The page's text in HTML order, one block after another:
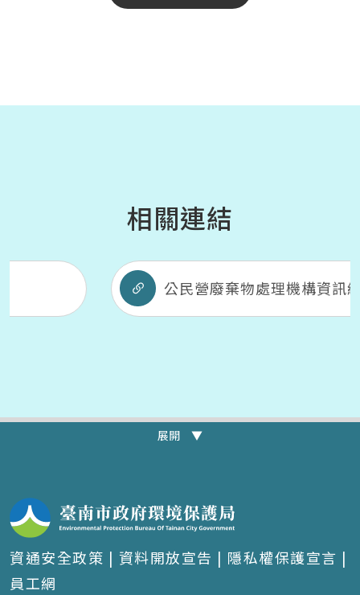
相關連結
公民營廢棄物處理機構資訊網
展開 ▼
資通安全政策 | 資料開放宣告 | 隱私權保護宣言 |
員工網